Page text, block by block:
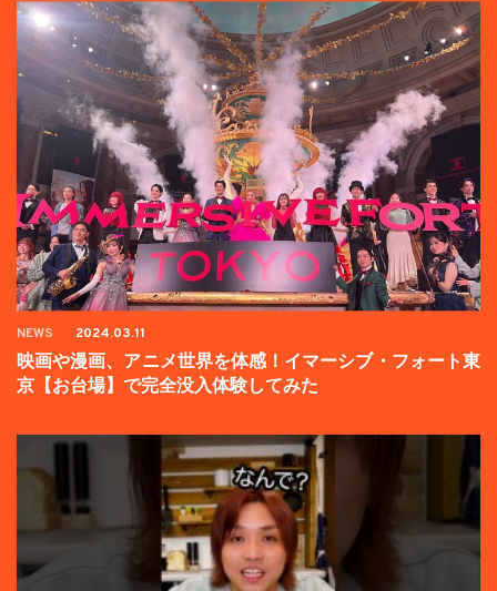
NEWS 2024.03.11
映画や漫画、アニメ世界を体感！イマーシブ・フォート東
京【お台場】で完全没入体験してみた